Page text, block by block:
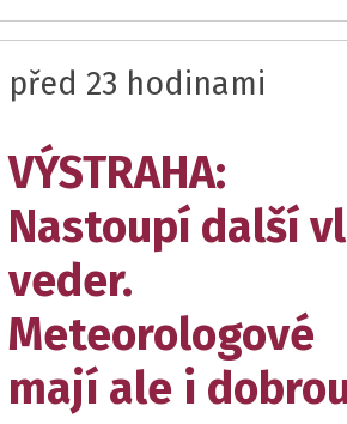
před 23 hodinami
VÝSTRAHA:
Nastoupí další
veder.
Meteorologové
mají ale i